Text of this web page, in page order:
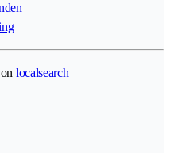
localsearch